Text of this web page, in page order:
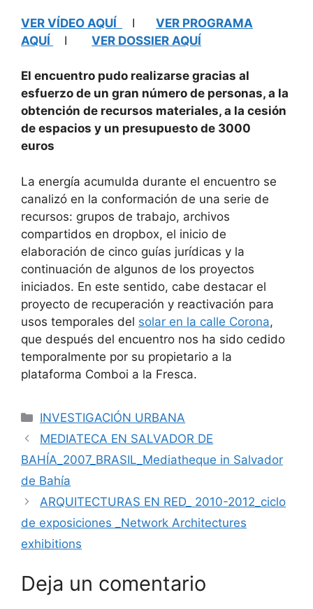
VER VÍDEO AQUÍ I VER PROGRAMA
AQUÍ
I VER DOSSIER AQUÍ
El encuentro pudo realizarse gracias al
esfuerzo de un gran número de personas, a la
obtención de recursos materiales, a la cesión
de espacios y un presupuesto de 3000
euros
La energía acumulda durante el encuentro se
canalizó en la conformación de una serie de
recursos: grupos de trabajo, archivos
compartidos en dropbox, el inicio de
elaboración de cinco guías jurídicas y la
continuación de algunos de los proyectos
iniciados. En este sentido, cabe destacar el
proyecto de recuperación y reactivación para
usos temporales del solar en la calle Corona,
que después del encuentro nos ha sido cedido
temporalmente por su propietario a la
plataforma Comboi a la Fresca.
INVESTIGACIÓN URBANA
MEDIATECA EN SALVADOR DE
BAHÍA_2007_BRASIL_Mediatheque in Salvador
de Bahía
ARQUITECTURAS EN RED_ 2010-2012_ciclo
de exposiciones _Network Architectures
exhibitions
Deja un comentario